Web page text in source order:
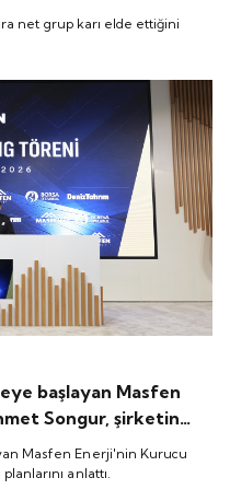
lira net grup karı elde ettiğini
başlayan Masfen
Songur, şirketin
Masfen Enerji'nin Kurucu
anlattı.